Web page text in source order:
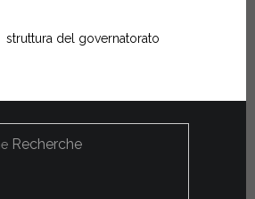
struttura del governatorato
Recherche